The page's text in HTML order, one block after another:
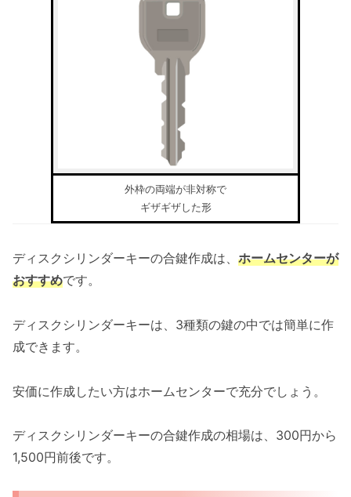
外枠の両端が非対称で
ギザギザした形
ディスクシリンダーキーの合鍵作成は、 ホームセンターが
おすすめです。
ディスクシリンダーキーは、3種類の鍵の中では簡単に作
成できます。
安価に作成したい方はホームセンターで充分でしょう。
ディスクシリンダーキーの合鍵作成の相場は、300円から
1,500円前後です。